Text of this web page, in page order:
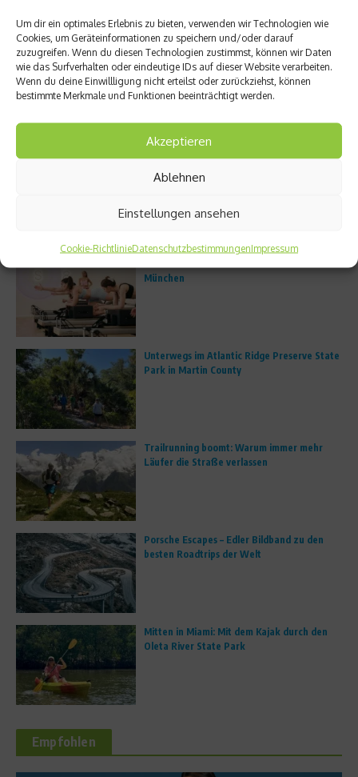
Um dir ein optimales Erlebnis zu bieten, verwenden wir Technologien wie
Cookies, um Geräteinformationen zu speichern und/oder darauf
zuzugreifen. Wenn du diesen Technologien zustimmst, können wir Daten
wie das Surfverhalten oder eindeutige IDs auf dieser Website verarbeiten.
Wenn du deine Einwillligung nicht erteilst oder zurückziehst, können
bestimmte Merkmale und Funktionen beeinträchtigt werden.
Akzeptieren
Ablehnen
Einstellungen ansehen
Cookie-RichtlinieDatenschutzbestimmungenImpressum
Beachcomber: Comeback des
Trailrunning-Events im Indischen
Ozean
Hamburger Verein will das längste
Handballspiel der Welt austrage
München
Unterwegs im Atlantic Ridge Preserve State
Park in Martin County
Trailrunning boomt: Warum immer mehr
Läufer die Straße verlassen
Porsche Escapes – Edler Bildband zu den
besten Roadtrips der Welt
Mitten in Miami: Mit dem Kajak durch den
Oleta River State Park
Empfohlen